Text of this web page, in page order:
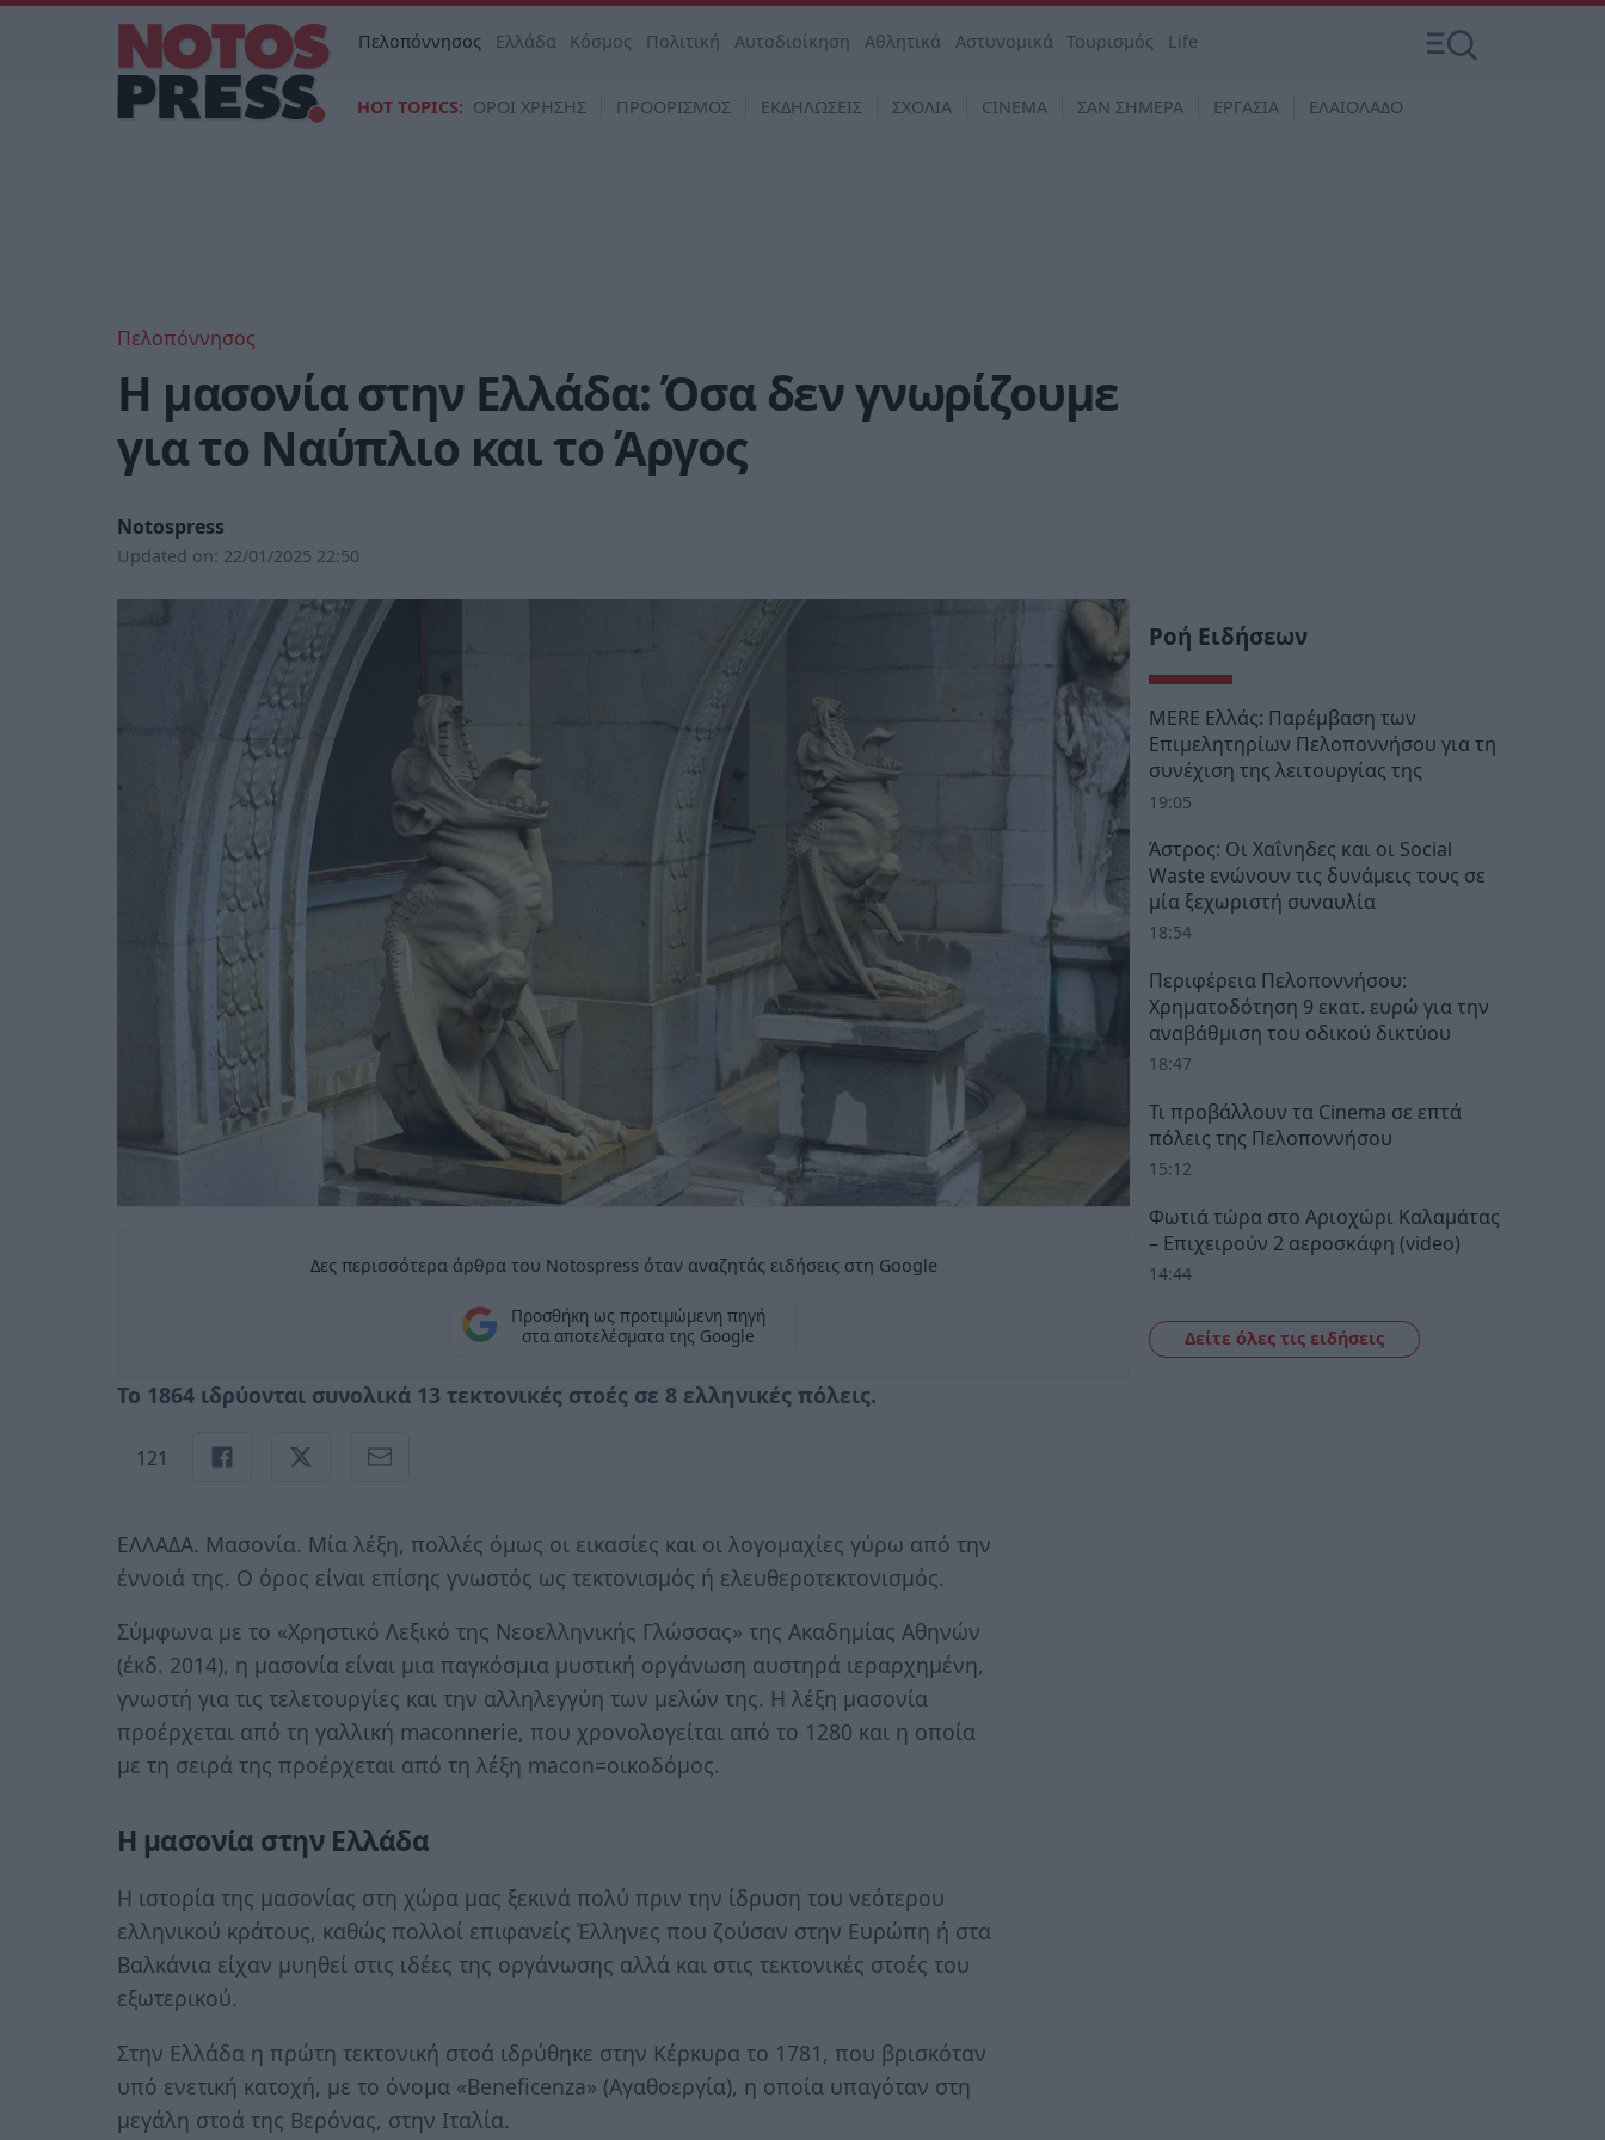
Πελοπόννησος Ελλάδα Κόσμος Πολιτική Αυτοδιοίκηση Αθλητικά Αστυνομικά Τουρισμός Life
HOT TOPICS: ΟΡΟΙ ΧΡΗΣΗΣ ΠΡΟΟΡΙΣΜΟΣ ΕΚΔΗΛΩΣΕΙΣ ΣΧΟΛΙΑ CINEMA ΣΑΝ ΣΗΜΕΡΑ ΕΡΓΑΣΙΑ ΕΛΑΙΟΛΑΔΟ
Πελοπόννησος
Η μασονία στην Ελλάδα: Όσα δεν γνωρίζουμε
για το Ναύπλιο και το Άργος
Notospress
Updated on: 22/01/2025 22:50
Δες περισσότερα άρθρα του Notospress όταν αναζητάς ειδήσεις στη Google
Προσθήκη ως προτιμώμενη πηγή
στα αποτελέσματα της Google
Το 1864 ιδρύονται συνολικά 13 τεκτονικές στοές σε 8 ελληνικές πόλεις.
121
ΕΛΛΑΔΑ. Μασονία. Μία λέξη, πολλές όμως οι εικασίες και οι λογομαχίες γύρω από την
έννοιά της. Ο όρος είναι επίσης γνωστός ως τεκτονισμός ή ελευθεροτεκτονισμός.
Σύμφωνα με το «Χρηστικό Λεξικό της Νεοελληνικής Γλώσσας» της Ακαδημίας Αθηνών
(έκδ. 2014), η μασονία είναι μια παγκόσμια μυστική οργάνωση αυστηρά ιεραρχημένη,
γνωστή για τις τελετουργίες και την αλληλεγγύη των μελών της. Η λέξη μασονία
προέρχεται από τη γαλλική maconnerie, που χρονολογείται από το 1280 και η οποία
με τη σειρά της προέρχεται από τη λέξη macon=οικοδόμος.
Η μασονία στην Ελλάδα
Η ιστορία της μασονίας στη χώρα μας ξεκινά πολύ πριν την ίδρυση του νεότερου
ελληνικού κράτους, καθώς πολλοί επιφανείς Έλληνες που ζούσαν στην Ευρώπη ή στα
Βαλκάνια είχαν μυηθεί στις ιδέες της οργάνωσης αλλά και στις τεκτονικές στοές του
εξωτερικού.
Στην Ελλάδα η πρώτη τεκτονική στοά ιδρύθηκε στην Κέρκυρα το 1781, που βρισκόταν
υπό ενετική κατοχή, με το όνομα «Beneficenza» (Αγαθοεργία), η οποία υπαγόταν στη
μεγάλη στοά της Βερόνας, στην Ιταλία.
Ροή Ειδήσεων
MERE Ελλάς: Παρέμβαση των
Επιμελητηρίων Πελοποννήσου για τη
συνέχιση της λειτουργίας της
19:05
Άστρος: Οι Χαΐνηδες και οι Social
Waste ενώνουν τις δυνάμεις τους σε
μία ξεχωριστή συναυλία
18:54
Περιφέρεια Πελοποννήσου:
Χρηματοδότηση 9 εκατ. ευρώ για την
αναβάθμιση του οδικού δικτύου
18:47
Τι προβάλλουν τα Cinema σε επτά
πόλεις της Πελοποννήσου
15:12
Φωτιά τώρα στο Αριοχώρι Καλαμάτας
– Επιχειρούν 2 αεροσκάφη (video)
14:44
Δείτε όλες τις ειδήσεις